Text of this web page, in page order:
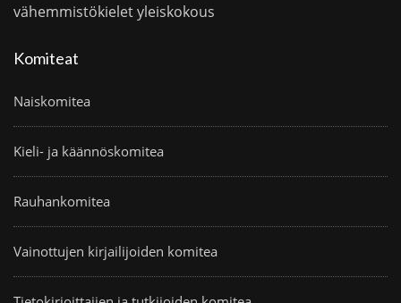
vähemmistökieletyleiskokous
Komiteat
Naiskomitea
Kieli- ja käännöskomitea
Rauhankomitea
Vainottujen kirjailijoiden komitea